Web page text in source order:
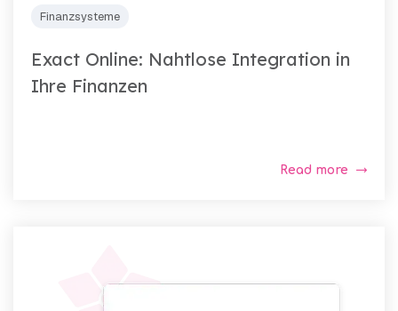
Finanzsysteme
Exact Online: Nahtlose Integration in
Ihre Finanzen
Read more